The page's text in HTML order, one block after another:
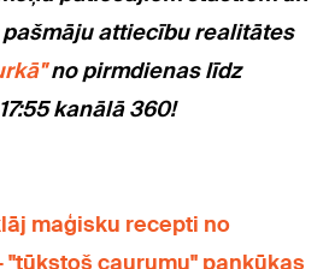
attiecību realitātes
no pirmdienas līdz
kanālā 360!
maģisku recepti no
"tūkstoš caurumu" pankūkas